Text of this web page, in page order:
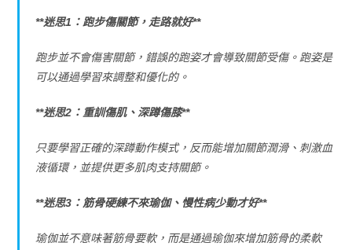
**迷思1：跑步傷關節，走路就好**
跑步並不會傷害關節，錯誤的跑姿才會導致關節受傷。跑姿是
可以通過學習來調整和優化的。
**迷思2：重訓傷肌、深蹲傷膝**
只要學習正確的深蹲動作模式，反而能增加關節潤滑、刺激血
液循環，並提供更多肌肉支持關節。
**迷思3：筋骨硬練不來瑜伽、慢性病少動才好**
瑜伽並不意味著筋骨要軟，而是通過瑜伽來增加筋骨的柔軟